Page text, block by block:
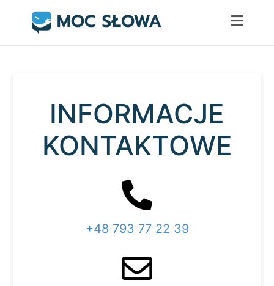
INFORMACJE
KONTAKTOWE
+48 793 77 22 39